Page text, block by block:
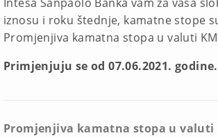
iznosu i roku štednje, kamatne stope
Promjenjiva kamatna stopa u valuti
Primjenjuju se od 07.06.2021. godine.
Promjenjiva kamatna stopa u valuti